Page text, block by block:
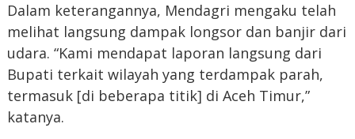
Dalam keterangannya, Mendagri mengaku telah
melihat langsung dampak longsor dan banjir dari
udara. “Kami mendapat laporan langsung dari
Bupati terkait wilayah yang terdampak parah,
termasuk [di beberapa titik] di Aceh Timur,”
katanya.